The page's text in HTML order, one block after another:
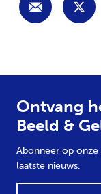
Ontvang
Beeld &
Abonneer op
laatste nieuws.